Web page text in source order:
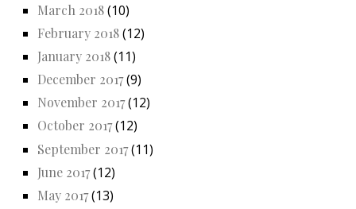
March 2018(10)
February 2018(12)
January 2018(11)
December 2017(9)
November 2017(12)
October 2017(12)
September 2017(11)
June 2017(12)
May 2017(13)